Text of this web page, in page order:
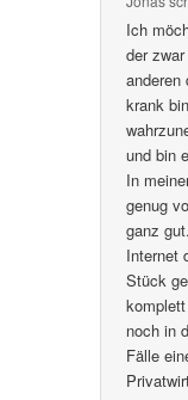
Ich
der
anderen
krank
und bin
In
genug
ganz
Internet
Stück
noch in
Fälle